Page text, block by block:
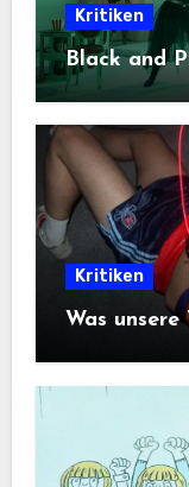
Kritiken
Black and
Kritiken
Was